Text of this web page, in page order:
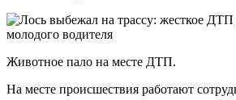
Животное пало на месте ДТП.
На месте происшествия работают